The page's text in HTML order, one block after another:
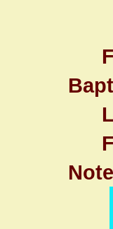
Note